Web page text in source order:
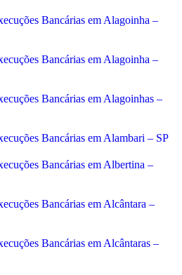
Bancárias em Alagoinha –
Bancárias em Alagoinha –
Bancárias em Alagoinhas –
Bancárias em Alambari – SP
Bancárias em Albertina –
Bancárias em Alcântara –
Bancárias em Alcântaras –